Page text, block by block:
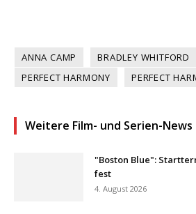
ANNA CAMP
BRADLEY WHITFORD
PERFECT HARMONY
PERFECT
Weitere Film- und Serien-News
"Boston Blue":
fest
4. August 2026